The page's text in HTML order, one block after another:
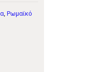
Ρωμαϊκό